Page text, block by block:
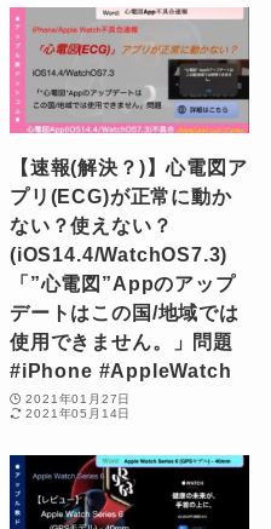
【速報(解決？)】心電図ア
プリ(ECG)が正常に動か
ない？使えない？
(iOS14.4/WatchOS7.3)
「”心電図”Appのアップ
デートはこの国/地域では
使用できません。」問題
#iPhone #AppleWatch
2021年01月27日
2021年05月14日